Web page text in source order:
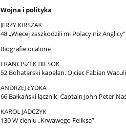
Wojna i polityka
JERZY KIRSZAK
48 „Więcej zaszkodzili mi Polacy niż Anglicy”
Biografie ocalone
FRANCISZEK BIESOK
52 Bohaterski kapelan. Ojciec Fabian
ANDRZEJ ŁYDKA
66 Bałkański łącznik. Captain John Peter
KAROL JADCZYK
130 W cieniu „Krwawego Feliksa”